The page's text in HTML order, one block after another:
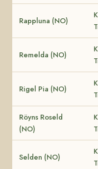
Rappluna (NO)
Remelda (NO)
Rigel Pia (NO)
Röyns Roseld
(NO)
Selden (NO)